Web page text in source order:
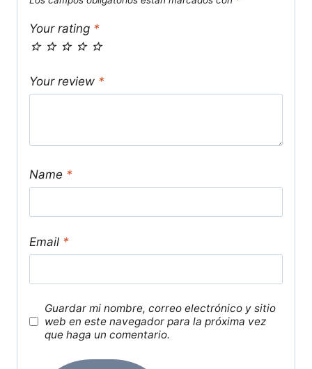
Your rating *
Your review *
Name *
Email *
Guardar mi nombre, correo electrónico y sitio
web en este navegador para la próxima vez
que haga un comentario.